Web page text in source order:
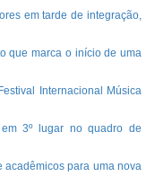
em tarde de integração,
que marca o início de uma
Internacional Música
3º lugar no quadro de
acadêmicos para uma nova